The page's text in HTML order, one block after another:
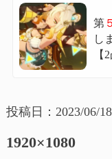
第
し
【
投稿日：2023/06/
1920×1080